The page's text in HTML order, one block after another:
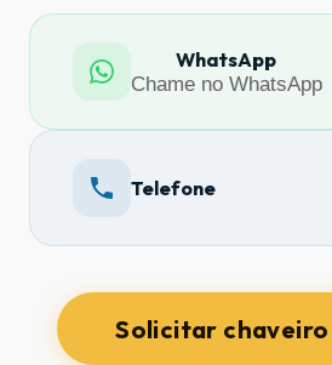
WhatsApp
Chame no WhatsApp
Telefone
Solicitar